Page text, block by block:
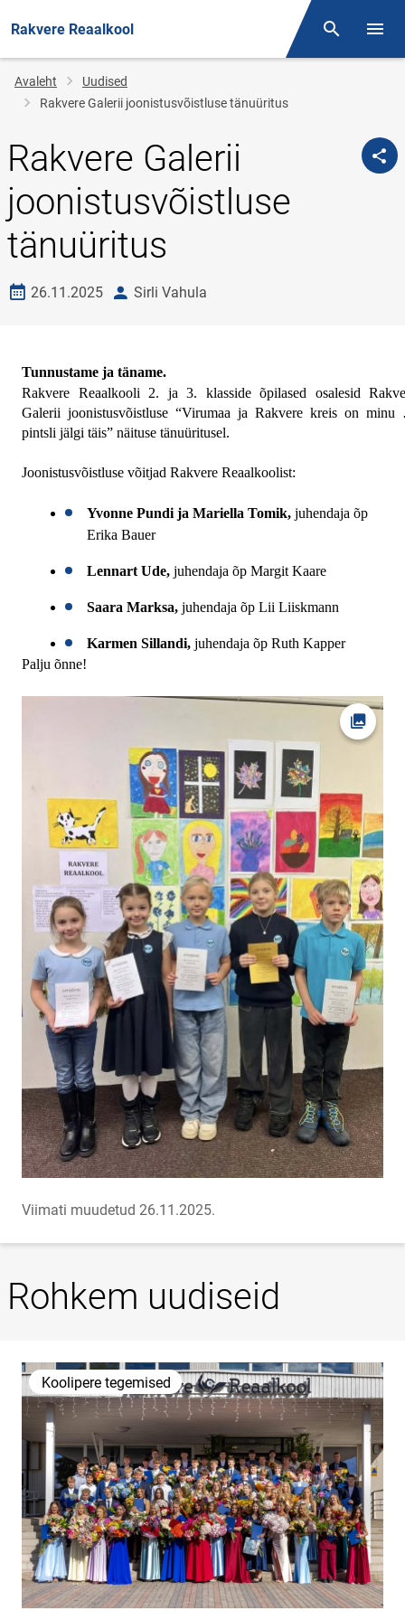
Rakvere Reaalkool Otsing
Jälglink
Avaleht
Uudised
Rakvere Galerii joonistusvõistluse tänuüritus
Rakvere Galerii
joonistusvõistluse
tänuüritus
Loomise kuupäev
26.11.2025 autorSirli Vahula
Tunnustame ja täname.
Rakvere Reaalkooli 2. ja 3. klasside õpilased osalesid
Galerii joonistusvõistluse “Virumaa ja Rakvere kreis on
pintsli jälgi täis” näituse tänuüritusel.
Joonistusvõistluse võitjad Rakvere Reaalkoolist:
Yvonne Pundi ja Mariella Tomik, juhendaja õp
Erika Bauer
Lennart Ude, juhendaja õp Margit Kaare
Saara Marksa, juhendaja õp Lii Liiskmann
Karmen Sillandi, juhendaja õp Ruth Kapper
Palju õnne!
Ava
Viimati muudetud 26.11.2025.
Rohkem uudiseid
Koolipere tegemised